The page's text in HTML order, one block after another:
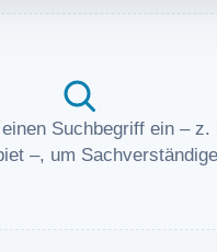
Suchbegriff ein –
–, um